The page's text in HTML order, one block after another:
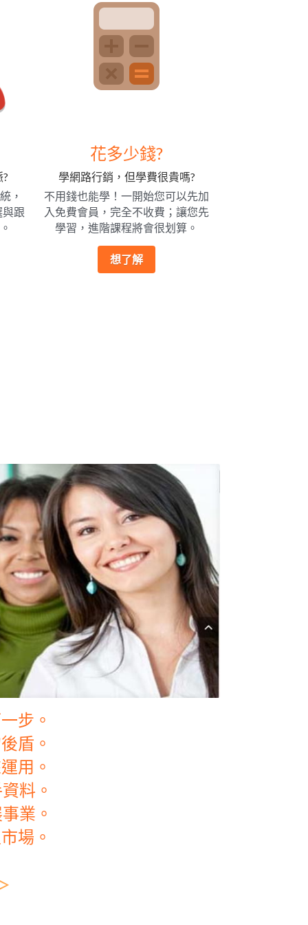
，
跟
學網路行銷，但學費很貴嗎?
不用錢也能學！一開始您可以先加
入免費會員，完全不收費；讓您先
學習，進階課程將會很划算。
步。
盾。
用。
料。
業。
場。